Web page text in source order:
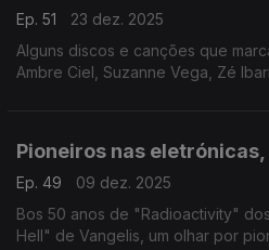
Ep. 51
23 dez. 2025
Alguns discos e canções que
Ambre Ciel, Suzanne Vega, Zé
Pioneiros nas eletrónicas,
Ep. 49
09 dez. 2025
Bos 50 anos de "Radioactivity"
Hell" de Vangelis, um olhar por